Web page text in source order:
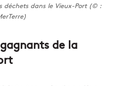
déchets dans le Vieux-Port (© :
de la